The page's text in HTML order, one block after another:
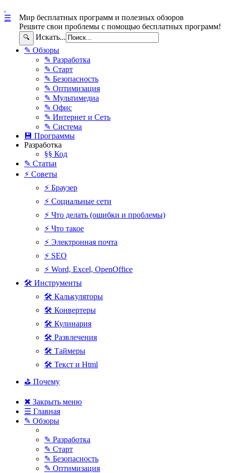
Мир бесплатных программ и полезных обзоров
Решите свои проблемы с помощью бесплатных программ!
🔍 Искать...
☰
✎ Обзоры
✎ Разработка
✎ Старт
✎ Безопасность
✎ Оптимизация
✎ Мультимедиа
✎ Офис
✎ Интернет и Сеть
✎ Система
💾 Программы
Разработка
§§ Код
✎ Статьи
⚡ Советы
⚡ Браузер
⚡ Социальные сети
⚡ Что делать (ошибки и проблемы)
⚡ Что такое
⚡ Электронная почта
⚡ SEO
⚡ Word, Excel, OpenOffice
🛠 Инструменты
🛠 Калькуляторы
🛠 Конвертеры
🛠 Кулинария
🛠 Развлечения
🛠 Таймеры
🛠 Текст и Html
⛳ Почему
✖ Закрыть меню
☰ Главная
✎ Обзоры
✎ Разработка
✎ Старт
✎ Безопасность
✎ Оптимизация